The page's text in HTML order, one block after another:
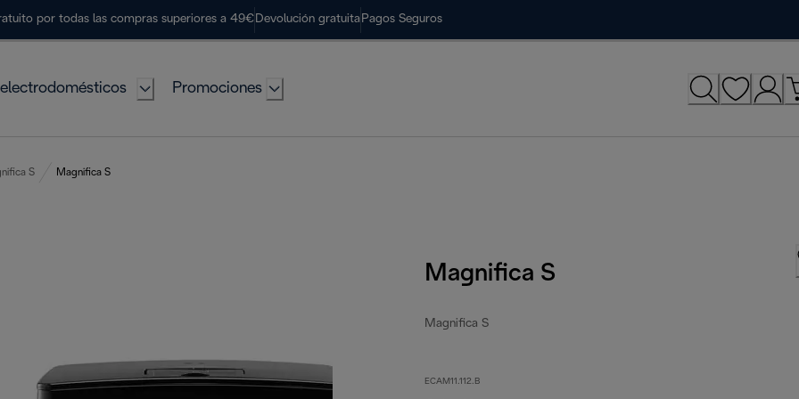
por todas las compras superiores a 49€ Devolución gratuita Pagos Seguros
Promociones
S Magnifica S
Magnifica S
Magnifica S
ECAM11.112.B